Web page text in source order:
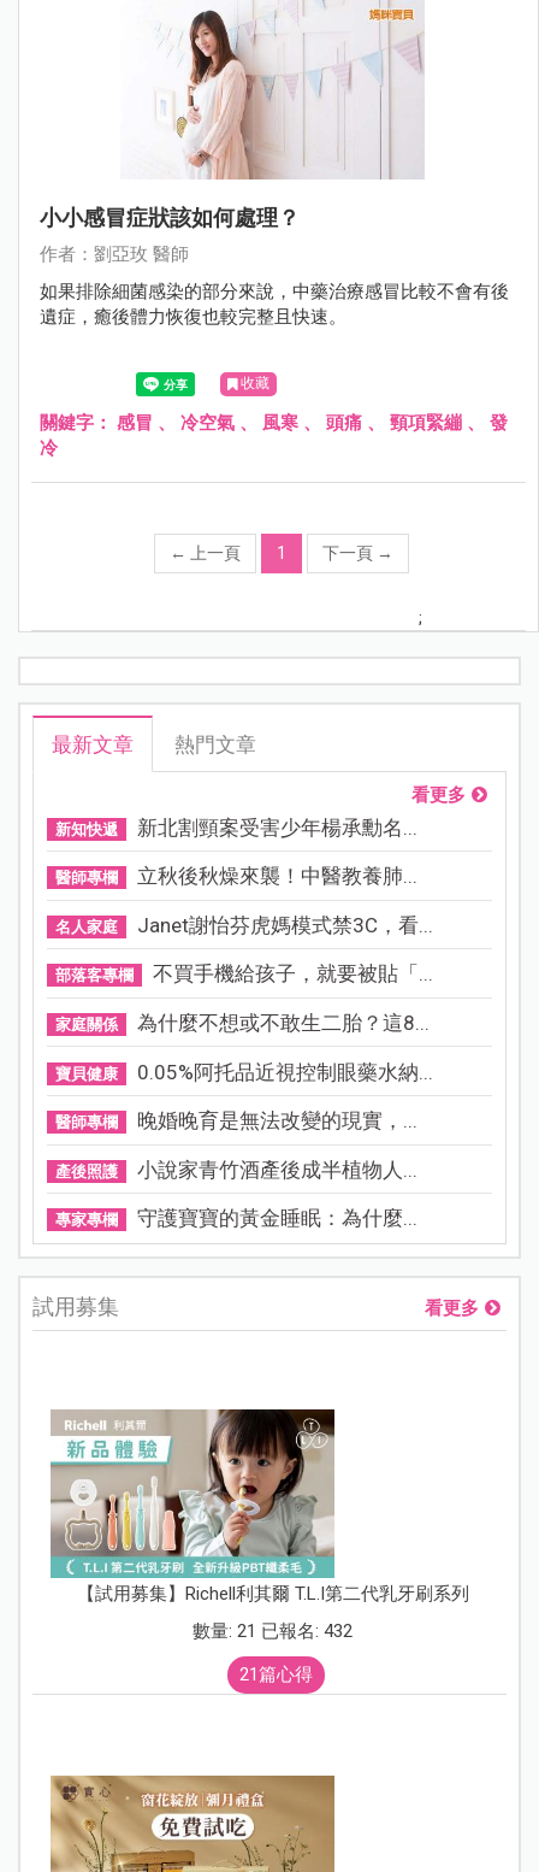
小小感冒症狀該如何處理？
作者：劉亞玫 醫師
如果排除細菌感染的部分來說，中藥治療感冒比較不會有後
遺症，癒後體力恢復也較完整且快速。
收藏
關鍵字： 感冒 、 冷空氣 、 風寒 、 頭痛 、 頸項緊繃 、 發
冷
← 上一頁 1 下一頁 →
;
最新文章 熱門文章
看更多
新知快遞 新北割頸案受害少年楊承勳名...
醫師專欄 立秋後秋燥來襲！中醫教養肺...
名人家庭 Janet謝怡芬虎媽模式禁3C，看...
部落客專欄 不買手機給孩子，就要被貼「...
家庭關係 為什麼不想或不敢生二胎？這8...
寶貝健康 0.05%阿托品近視控制眼藥水納...
醫師專欄 晚婚晚育是無法改變的現實，...
產後照護 小說家青竹酒產後成半植物人...
專家專欄 守護寶寶的黃金睡眠：為什麼...
試用募集 看更多
【試用募集】Richell利其爾 T.L.I第二代乳牙刷系列
數量: 21 已報名: 432
21篇心得